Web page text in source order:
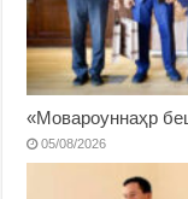
«Мовароуннаҳр
05/08/2026